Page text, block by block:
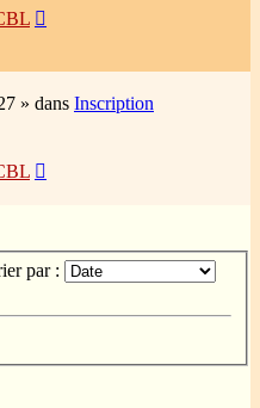
» dans Inscription
par :